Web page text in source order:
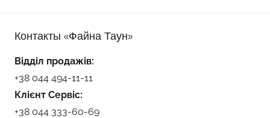
Контакты «Файна Таун»
Відділ продажів:
+38 044 494-11-11
Клієнт Сервіс:
+38 044 333-60-69